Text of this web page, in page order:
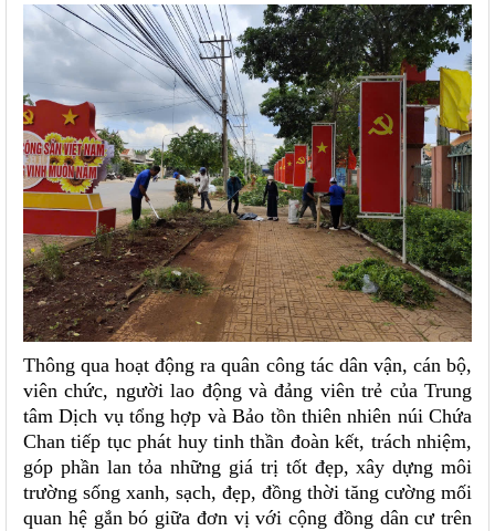
Thông qua hoạt động ra quân công tác dân vận, cán bộ,
viên chức, người lao động và đảng viên trẻ của Trung
tâm Dịch vụ tổng hợp và Bảo tồn thiên nhiên núi Chứa
Chan tiếp tục phát huy tinh thần đoàn kết, trách nhiệm,
góp phần lan tỏa những giá trị tốt đẹp, xây dựng môi
trường sống xanh, sạch, đẹp, đồng thời tăng cường mối
quan hệ gắn bó giữa đơn vị với cộng đồng dân cư trên